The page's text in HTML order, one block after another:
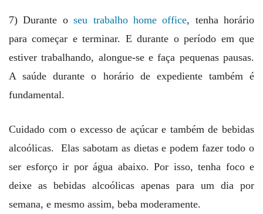
7) Durante oseu trabalho home office, tenha horário
para começar e terminar. E durante o período em que
estiver trabalhando, alongue-se e faça pequenas pausas.
A saúde durante o horário de expediente também é
fundamental.
Cuidado com o excesso de açúcar e também de bebidas
alcoólicas. Elas sabotam as dietas e podem fazer todo o
ser esforço ir por água abaixo. Por isso, tenha foco e
deixe as bebidas alcoólicas apenas para um dia por
semana, e mesmo assim, beba moderamente.